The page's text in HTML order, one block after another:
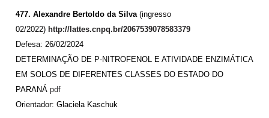
477. Alexandre Bertoldo da Silva (ingresso
02/2022) http://lattes.cnpq.br/2067539078583379
Defesa: 26/02/2024
DETERMINAÇÃO DE P-NITROFENOL E ATIVIDADE ENZIMÁTICA
EM SOLOS DE DIFERENTES CLASSES DO ESTADO DO
PARANÁ pdf
Orientador: Glaciela Kaschuk